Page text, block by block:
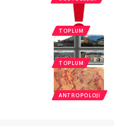
TOPLUM
TOPLUM
ANTROPOLOJI